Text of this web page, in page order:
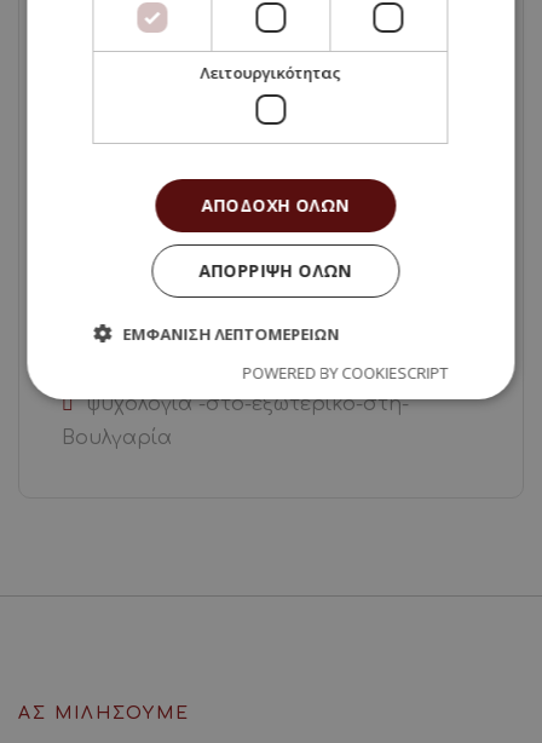
Σπουδές στο Εξωτερικό
σπουδές-στη -Βουλγαρία-ιατρική-
στη-Βουλγαρία
σπουδές-στη-Βουλγαρία-ιατρική-
εξωτερικό
εξωτερικό
ψυχολογία -στο-εξωτερικό-στη-
Βουλγαρία
ΑΣ ΜΙΛΗΣΟΥΜΕ
Λειτουργικότητας
ΑΠΟΔΟΧΉ ΌΛΩΝ
ΑΠΌΡΡΙΨΗ ΌΛΩΝ
ΕΜΦΆΝΙΣΗ ΛΕΠΤΟΜΕΡΕΙΏΝ
POWERED BY COOKIESCRIPT